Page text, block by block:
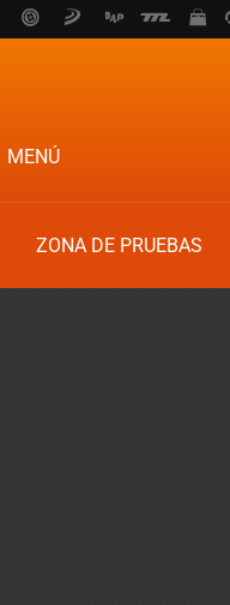
MENÚ
ZONA DE PRUEBAS